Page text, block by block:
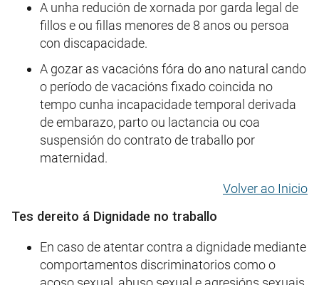
A unha redución de xornada por garda legal de
fillos e ou fillas menores de 8 anos ou persoa
con discapacidade.
A gozar as vacacións fóra do ano natural cando
o período de vacacións fixado coincida no
tempo cunha incapacidade temporal derivada
de embarazo, parto ou lactancia ou coa
suspensión do contrato de traballo por
maternidad.
Volver ao Inicio
Tes dereito á Dignidade no traballo
En caso de atentar contra a dignidade mediante
comportamentos discriminatorios como o